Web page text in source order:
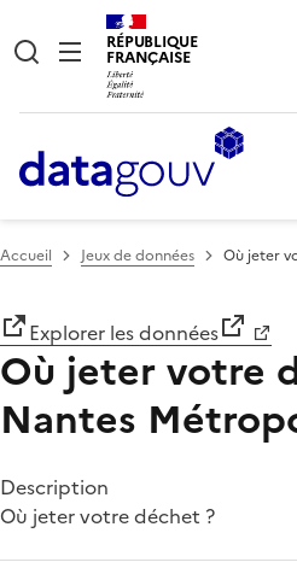
RÉPUBLIQUE
FRANÇAISE
Accueil Jeux de données Où jeter
Explorer les données
Où jeter votre
Nantes
Description
Où jeter votre déchet ?